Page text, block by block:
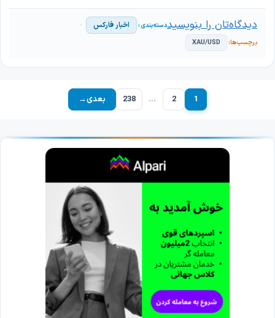
اخبار فارکس
XAU/USD
دیدگاه‌تان را بنویسید
برگه1 برگه2
… برگه
238 بعدی→